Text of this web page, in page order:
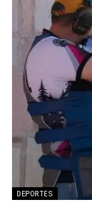
DEPORTES